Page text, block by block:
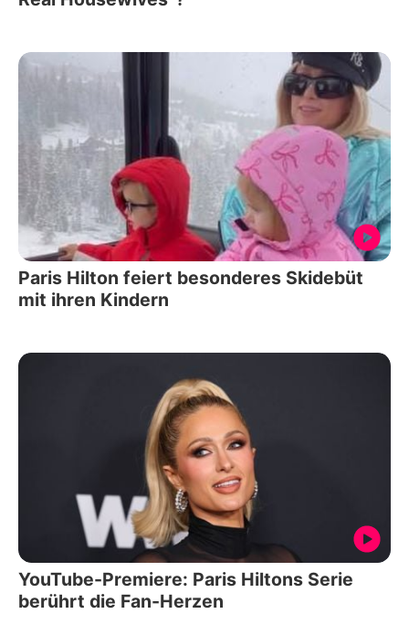
Paris Hilton feiert besonderes Skidebüt
mit ihren Kindern
YouTube-Premiere: Paris Hiltons Serie
berührt die Fan-Herzen